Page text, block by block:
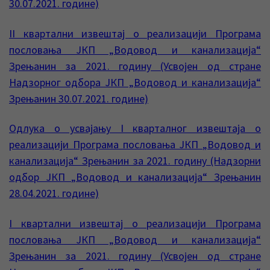
30.07.2021. године)
II квартални извештај о реализацији Програма
пословања ЈКП „Водовод и канализација“
Зрењанин за 2021. годину (Усвојен од стране
Надзорног одбора ЈКП „Водовод и канализација“
Зрењанин 30.07.2021. године)
Одлука о усвајању I кварталног извештаја о
реализацији Програма пословања ЈКП „Водовод и
канализација“ Зрењанин за 2021. годину (Надзорни
одбор ЈКП „Водовод и канализација“ Зрењанин
28.04.2021. године)
I квартални извештај о реализацији Програма
пословања ЈКП „Водовод и канализација“
Зрењанин за 2021. годину (Усвојен од стране